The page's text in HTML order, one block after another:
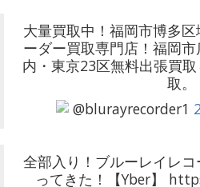
大量買取中！福岡市博多
ーダー買取専門店！福岡
内・東京23区無料出張買
取。
@blurayrecorder1
全部入り！ブルーレイレ
ってきた！【Yber】